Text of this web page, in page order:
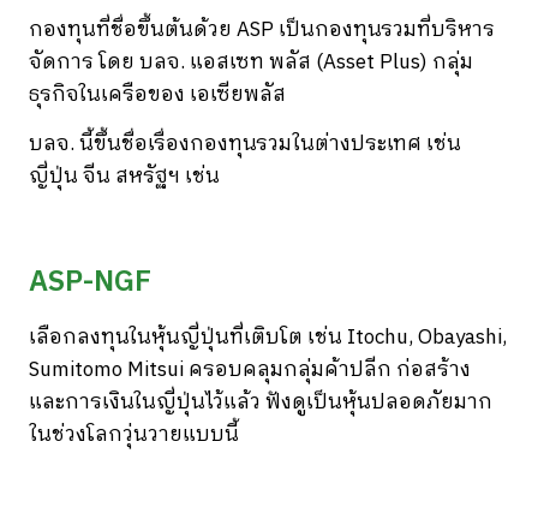
กองทุนที่ชื่อขึ้นต้นด้วย ASP เป็นกองทุนรวมที่บริหาร
จัดการ โดย บลจ. แอสเซท พลัส (Asset Plus) กลุ่ม
ธุรกิจในเครือของ เอเซียพลัส
บลจ. นี้ขึ้นชื่อเรื่องกองทุนรวมในต่างประเทศ เช่น
ญี่ปุ่น จีน สหรัฐฯ เช่น
ASP-NGF
เลือกลงทุนในหุ้นญี่ปุ่นที่เติบโต เช่น Itochu, Obayashi,
Sumitomo Mitsui ครอบคลุมกลุ่มค้าปลีก ก่อสร้าง
และการเงินในญี่ปุ่นไว้แล้ว ฟังดูเป็นหุ้นปลอดภัยมาก
ในช่วงโลกวุ่นวายแบบนี้